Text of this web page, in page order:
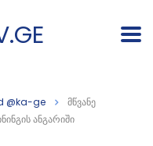
@ka-ge
მწვანე
ანგარიში